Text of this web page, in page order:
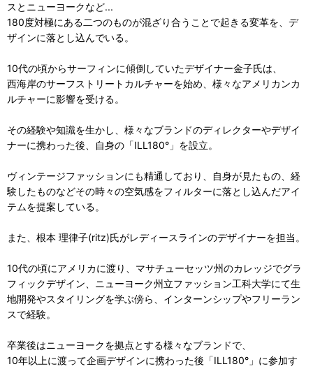
スとニューヨークなど...
180度対極にある二つのものが混ざり合うことで起きる変革を、デ
ザインに落とし込んでいる。
10代の頃からサーフィンに傾倒していたデザイナー金子氏は、
西海岸のサーフストリートカルチャーを始め、様々なアメリカンカ
ルチャーに影響を受ける。
その経験や知識を生かし、様々なブランドのディレクターやデザイ
ナーに携わった後、自身の「ILL180°」を設立。
ヴィンテージファッションにも精通しており、自身が見たもの、経
験したものなどその時々の空気感をフィルターに落とし込んだアイ
テムを提案している。
また、根本 理律子(ritz)氏がレディースラインのデザイナーを担当。
10代の頃にアメリカに渡り、マサチューセッツ州のカレッジでグラ
フィックデザイン、ニューヨーク州立ファッション工科大学にて生
地開発やスタイリングを学ぶ傍ら、インターンシップやフリーラン
スで経験。
卒業後はニューヨークを拠点とする様々なブランドで、
10年以上に渡って企画デザインに携わった後「ILL180°」に参加す